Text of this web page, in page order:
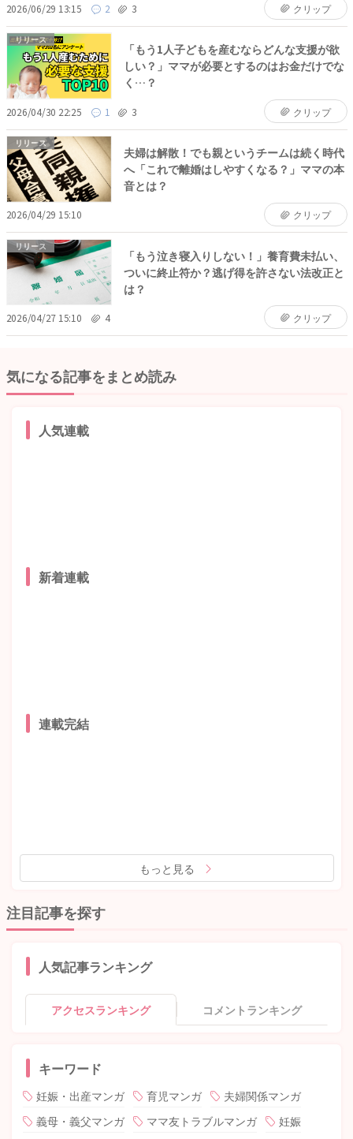
2026/06/29 13:15 2 3 クリップ
リリース
「もう1人子どもを産むならどんな支援が欲
しい？」ママが必要とするのはお金だけでな
く…？
2026/04/30 22:25 1 3 クリップ
リリース
夫婦は解散！でも親というチームは続く時代
へ「これで離婚はしやすくなる？」ママの本
音とは？
2026/04/29 15:10 クリップ
リリース
「もう泣き寝入りしない！」養育費未払い、
ついに終止符か？逃げ得を許さない法改正と
は？
2026/04/27 15:10 4 クリップ
気になる記事をまとめ読み
人気連載
新着連載
連載完結
もっと見る
注目記事を探す
人気記事ランキング
アクセスランキング コメントランキング
キーワード
妊娠・出産マンガ 育児マンガ
夫婦関係マンガ
義母・義父マンガ
ママ友トラブルマンガ
妊娠